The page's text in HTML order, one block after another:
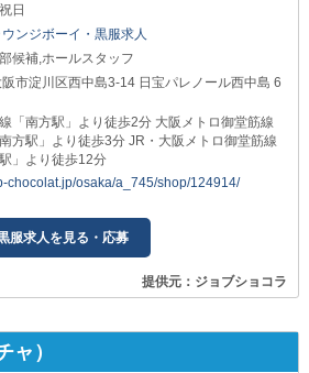
日
ンジボーイ・黒服求人
候補,ホールスタッフ
阪市淀川区西中島3-14 日宝パレノール西中島 6
「南方駅」より徒歩2分 大阪メトロ御堂筋線
南方駅」より徒歩3分 JR・大阪メトロ御堂筋線
駅」より徒歩12分
chocolat.jp/osaka/a_745/shop/124914/
服求人を見る・応募
提供元：ジョブショコラ
ャ）